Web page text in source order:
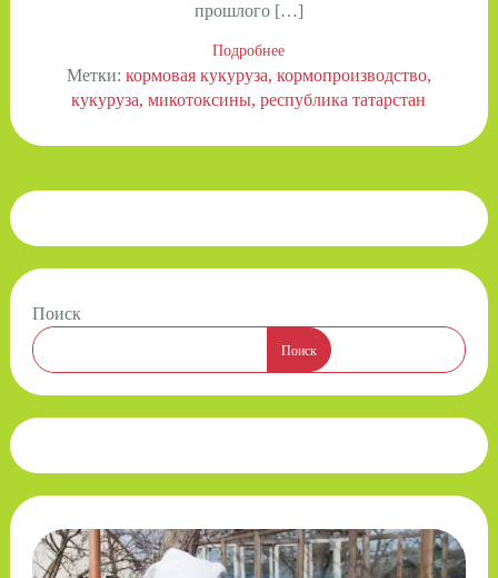
прошлого […]
Подробнее
Метки: кормовая кукуруза кормопроизводство
кукуруза микотоксины республика татарстан
Поиск
Поиск